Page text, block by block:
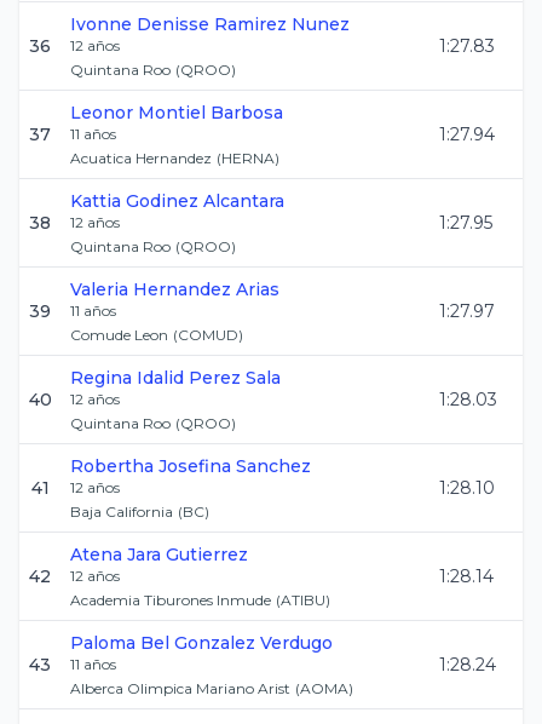
36
Ivonne Denisse Ramirez Nunez
12 años
Quintana Roo (QROO)
1:27.83
37
Leonor Montiel Barbosa
11 años
Acuatica Hernandez (HERNA)
1:27.94
38
Kattia Godinez Alcantara
12 años
Quintana Roo (QROO)
1:27.95
39
Valeria Hernandez Arias
11 años
Comude Leon (COMUD)
1:27.97
40
Regina Idalid Perez Sala
12 años
Quintana Roo (QROO)
1:28.03
41
Robertha Josefina Sanchez
12 años
Baja California (BC)
1:28.10
42
Atena Jara Gutierrez
12 años
Academia Tiburones Inmude (ATIBU)
1:28.14
43
Paloma Bel Gonzalez Verdugo
11 años
Alberca Olimpica Mariano Arist (AOMA)
1:28.24